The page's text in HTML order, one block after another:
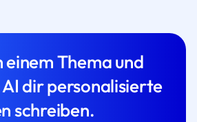
einem Thema und
AI dir personalisierte
schreiben.